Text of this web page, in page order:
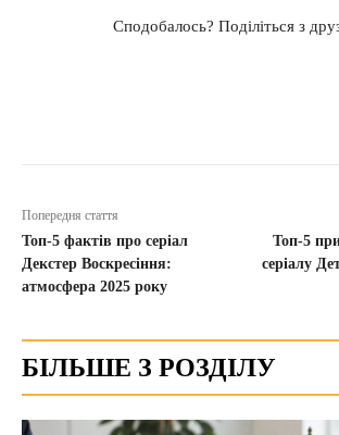
Сподобалось? Поділіться з
Попередня стаття
Топ-5 фактів про серіал
Декстер Воскресіння:
атмосфера 2025 року
Топ-5
серіалу
БІЛЬШЕ З РОЗДІЛУ